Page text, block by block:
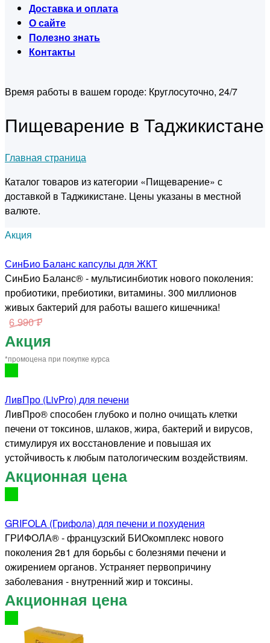
Доставка и оплата
О сайте
Полезно знать
Контакты
Время работы в вашем городе: Круглосуточно, 24/7
Пищеварение в Таджикистане
Главная страница
Каталог товаров из категории «Пищеварение» с
доставкой в Таджикистане. Цены указаны в местной
валюте.
Акция
СинБио Баланс капсулы для ЖКТ
СинБио Баланс® - мультисинбиотик нового поколения:
пробиотики, пребиотики, витамины. 300 миллионов
живых бактерий для работы вашего кишечника!
6 990 ₽
Акция
*промоцена при покупке курса
ЛивПро (LivPro) для печени
ЛивПро® способен глубоко и полно очищать клетки
печени от токсинов, шлаков, жира, бактерий и вирусов,
стимулируя их восстановление и повышая их
устойчивость к любым патологическим воздействиям.
Акционная цена
GRIFOLA (Грифола) для печени и похудения
ГРИФОЛА® - французский БИОкомплекс нового
поколения 2в1 для борьбы с болезнями печени и
ожирением органов. Устраняет первопричину
заболевания - внутренний жир и токсины.
Акционная цена